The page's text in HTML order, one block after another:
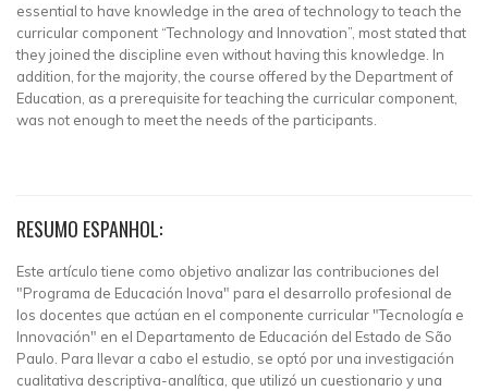
essential to have knowledge in the area of technology to teach the
curricular component “Technology and Innovation”, most stated that
they joined the discipline even without having this knowledge. In
addition, for the majority, the course offered by the Department of
Education, as a prerequisite for teaching the curricular component,
was not enough to meet the needs of the participants.
RESUMO ESPANHOL:
Este artículo tiene como objetivo analizar las contribuciones del
"Programa de Educación Inova" para el desarrollo profesional de
los docentes que actúan en el componente curricular "Tecnología e
Innovación" en el Departamento de Educación del Estado de São
Paulo. Para llevar a cabo el estudio, se optó por una investigación
cualitativa descriptiva-analítica, que utilizó un cuestionario y una